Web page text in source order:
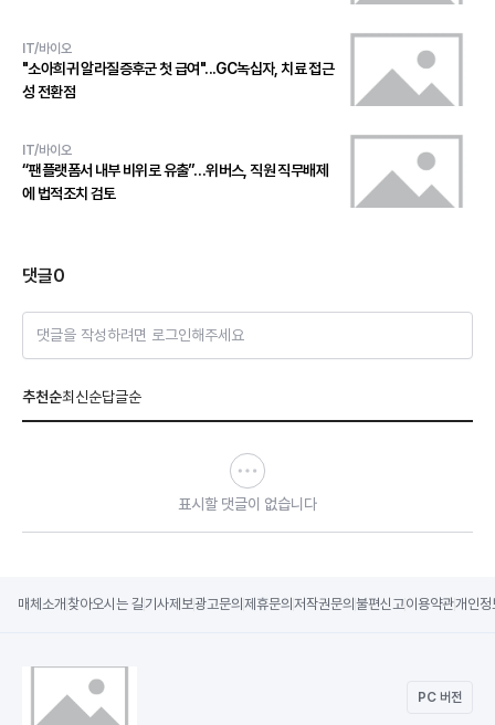
IT/바이오
"소아희귀 알라질증후군 첫 급여"...GC녹십자, 치료 접근
성 전환점
IT/바이오
“팬플랫폼서 내부 비위로 유출”…위버스, 직원 직무배제
에 법적조치 검토
댓글0
댓글을 작성하려면 로그인해주세요
추천순최신순답글순
표시할 댓글이 없습니다
매체소개 찾아오시는 길기사제보광고문의 제휴문의 저작권문의 불편신고이용약관개인정
PC 버전